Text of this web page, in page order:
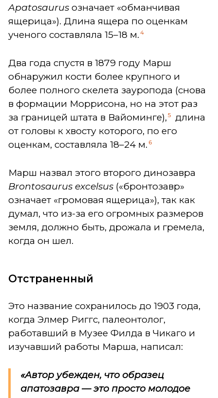
Apatosaurus означает «обманчивая
ящерица»). Длина ящера по оценкам
ученого составляла 15–18 м. 4
Два года спустя в 1879 году Марш
обнаружил кости более крупного и
более полного скелета зауропода (снова
в формации Моррисона, но на этот раз
за границей штата в Вайоминге), 5 длина
от головы к хвосту которого, по его
оценкам, составляла 18–24 м. 6
Марш назвал этого второго динозавра
Brontosaurus excelsus («бронтозавр»
означает «громовая ящерица»), так как
думал, что из-за его огромных размеров
земля, должно быть, дрожала и гремела,
когда он шел.
Отстраненный
Это название сохранилось до 1903 года,
когда Элмер Риггс, палеонтолог,
работавший в Музее Филда в Чикаго и
изучавший работы Марша, написал:
«Автор убежден, что образец
апатозавра — это просто молодое